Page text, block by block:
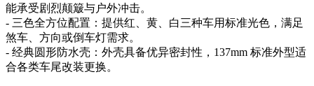
能承受剧烈颠簸与户外冲击。
- 三色全方位配置：提供红、黄、白三种车用标准光色，满足
煞车、方向或倒车灯需求。
- 经典圆形防水壳：外壳具备优异密封性，137mm 标准外型适
合各类车尾改装更换。